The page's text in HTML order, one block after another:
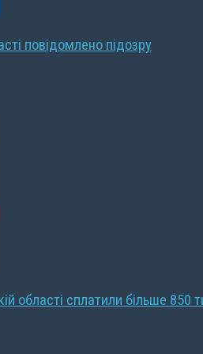
повідомлено підозру
області сплатили більше 850